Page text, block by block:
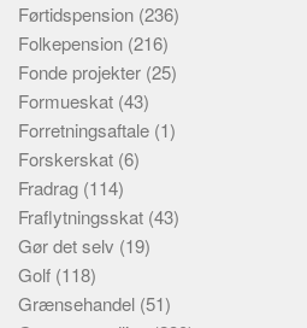
Førtidspension (236)
Folkepension (216)
Fonde projekter (25)
Formueskat (43)
Forretningsaftale (1)
Forskerskat (6)
Fradrag (114)
Fraflytningsskat (43)
Gør det selv (19)
Golf (118)
Grænsehandel (51)